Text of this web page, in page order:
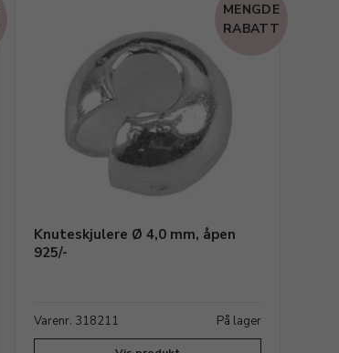
MENGDE
RABATT
Knuteskjulere Ø 4,0 mm, åpen
925/-
Varenr. 318211 På lager